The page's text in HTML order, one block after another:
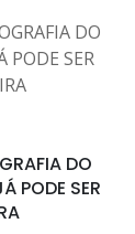
DO
PODE SER